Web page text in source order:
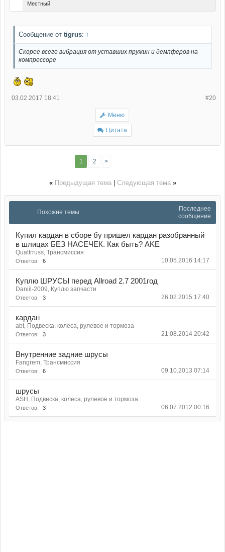
Местный
Сообщение от tigrus: ↑
Скорее всего вибрация от уставших пружин и демпферов на
компрессоре
#20
03.02.2017 18:41
Меню
Цитата
1 2 >
« Предыдущая тема| Следующая тема »
Похожие темы
Последнее
сообщение
Купил кардан в сборе бу пришел кардан разобранный
в шлицах БЕЗ НАСЕЧЕК. Как быть? AKE
Quattrruss, Трансмиссия
Ответов: 6 10.05.2016 14:17
Куплю ШРУСЫ перед Allroad 2.7 2001год
Daniil-2009, Куплю запчасти
Ответов: 3 26.02.2015 17:40
кардан
abt, Подвеска, колеса, рулевое и тормоза
Ответов: 3 21.08.2014 20:42
Внутренние задние шрусы
Fangrem, Трансмиссия
Ответов: 6 09.10.2013 07:14
шрусы
ASH, Подвеска, колеса, рулевое и тормоза
Ответов: 3 06.07.2012 00:16